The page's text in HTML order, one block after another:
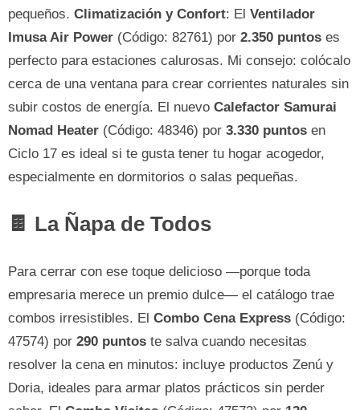
pequeños. Climatización y Confort: El Ventilador
Imusa Air Power (Código: 82761) por 2.350 puntos es
perfecto para estaciones calurosas. Mi consejo: colócalo
cerca de una ventana para crear corrientes naturales sin
subir costos de energía. El nuevo Calefactor Samurai
Nomad Heater (Código: 48346) por 3.330 puntos en
Ciclo 17 es ideal si te gusta tener tu hogar acogedor,
especialmente en dormitorios o salas pequeñas.
🍫 La Ñapa de Todos
Para cerrar con ese toque delicioso —porque toda
empresaria merece un premio dulce— el catálogo trae
combos irresistibles. El Combo Cena Express (Código:
47574) por 290 puntos te salva cuando necesitas
resolver la cena en minutos: incluye productos Zenú y
Doria, ideales para armar platos prácticos sin perder